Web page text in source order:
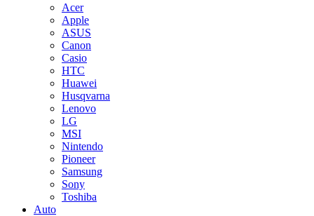
Acer
Apple
ASUS
Canon
Casio
HTC
Huawei
Husqvarna
Lenovo
LG
MSI
Nintendo
Pioneer
Samsung
Sony
Toshiba
Auto